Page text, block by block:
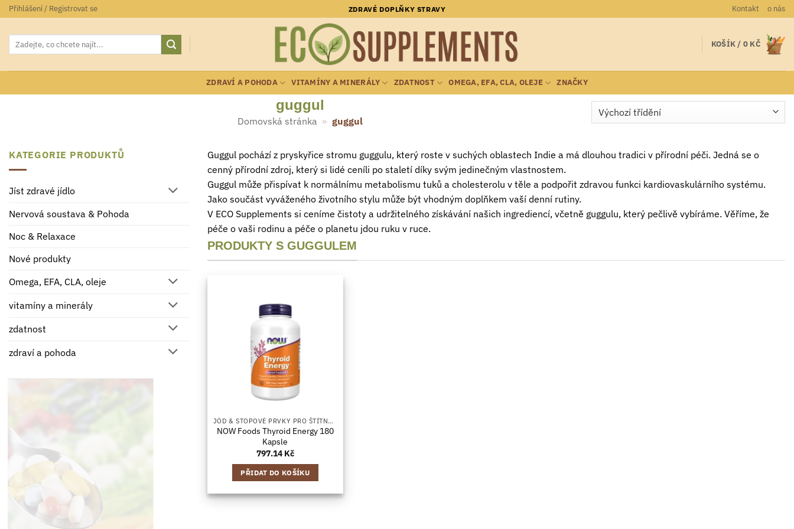
Přeskočit
na
obsah
Přihlášení / Registrovat se ZDRAVÉ DOPLŇKY STRAVY Kontakt o nás
Hledat: KOŠÍK / 0 KČ
ZDRAVÍ A POHODA VITAMÍNY A MINERÁLY ZDATNOST OMEGA, EFA, CLA, OLEJE ZNAČKY
guggul
Domovská stránka » guggul
KATEGORIE PRODUKTŮ
Jíst zdravé jídlo
Nervová soustava & Pohoda
Noc & Relaxace
Nové produkty
Omega, EFA, CLA, oleje
vitamíny a minerály
zdatnost
zdraví a pohoda
Guggul pochází z pryskyřice stromu guggulu, který roste v suchých oblastech Indie a má dlouhou tradici v přírodní péči. Jedná se o
cenný přírodní zdroj, který si lidé ceníli po staletí díky svým jedinečným vlastnostem.
Guggul může přispívat k normálnímu metabolismu tuků a cholesterolu v těle a podpořit zdravou funkci kardiovaskulárního systému.
Jako součást vyváženého životního stylu může být vhodným doplňkem vaší denní rutiny.
V ECO Supplements si ceníme čistoty a udržitelného získávání našich ingrediencí, včetně guggulu, který pečlivě vybíráme. Věříme, že
péče o vaši rodinu a péče o planetu jdou ruku v ruce.
PRODUKTY S GUGGULEM
JÓD & STOPOVÉ PRVKY PRO ŠTÍTNOU ŽLÁZU
NOW Foods Thyroid Energy 180
Kapsle
797.14 Kč
PŘIDAT DO KOŠÍKU